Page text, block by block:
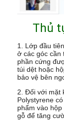
Thủ
1. Lớp đầu
ở các góc cần
phần cứng
túi dệt hoặc
bảo vệ bên
2. Đối với mặt
Polystyrene
phẩm vào
gỗ để tăng